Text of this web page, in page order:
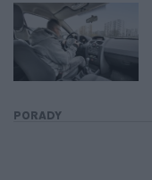
PORADY